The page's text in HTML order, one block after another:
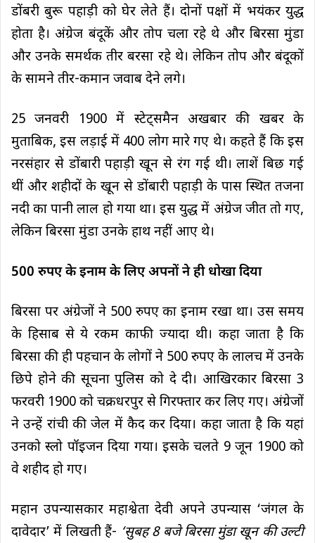
डोंबरी बुरू पहाड़ी को घेर लेते हैं। दोनों पक्षों में भयंकर युद्ध
होता है। अंग्रेज बंदूकें और तोप चला रहे थे और बिरसा मुंडा
और उनके समर्थक तीर बरसा रहे थे। लेकिन तोप और बंदूकों
के सामने तीर-कमान जवाब देने लगे।
25 जनवरी 1900 में स्टेट्समैन अखबार की खबर के
मुताबिक, इस लड़ाई में 400 लोग मारे गए थे। कहते हैं कि इस
नरसंहार से डोंबारी पहाड़ी खून से रंग गई थी। लाशें बिछ गई
थीं और शहीदों के खून से डोंबारी पहाड़ी के पास स्थित तजना
नदी का पानी लाल हो गया था। इस युद्ध में अंग्रेज जीत तो गए,
लेकिन बिरसा मुंडा उनके हाथ नहीं आए थे।
500 रुपए के इनाम के लिए अपनों ने ही धोखा दिया
बिरसा पर अंग्रेजों ने 500 रुपए का इनाम रखा था। उस समय
के हिसाब से ये रकम काफी ज्यादा थी। कहा जाता है कि
बिरसा की ही पहचान के लोगों ने 500 रुपए के लालच में उनके
छिपे होने की सूचना पुलिस को दे दी। आखिरकार बिरसा 3
फरवरी 1900 को चक्रधरपुर से गिरफ्तार कर लिए गए। अंग्रेजों
ने उन्हें रांची की जेल में कैद कर दिया। कहा जाता है कि यहां
उनको स्लो पॉइजन दिया गया। इसके चलते 9 जून 1900 को
वे शहीद हो गए।
महान उपन्यासकार महाश्वेता देवी अपने उपन्यास ‘जंगल के
दावेदार’ में लिखती हैं- ‘सुबह 8 बजे बिरसा मुंडा खून की उल्टी